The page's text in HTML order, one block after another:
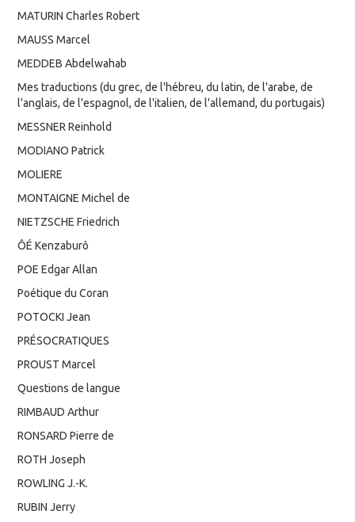
MATURIN Charles Robert
MAUSS Marcel
MEDDEB Abdelwahab
Mes traductions (du grec, de l'hébreu, du latin, de l'arabe, de
l'anglais, de l'espagnol, de l'italien, de l'allemand, du portugais)
MESSNER Reinhold
MODIANO Patrick
MOLIERE
MONTAIGNE Michel de
NIETZSCHE Friedrich
ÔÉ Kenzaburô
POE Edgar Allan
Poétique du Coran
POTOCKI Jean
PRÉSOCRATIQUES
PROUST Marcel
Questions de langue
RIMBAUD Arthur
RONSARD Pierre de
ROTH Joseph
ROWLING J.-K.
RUBIN Jerry